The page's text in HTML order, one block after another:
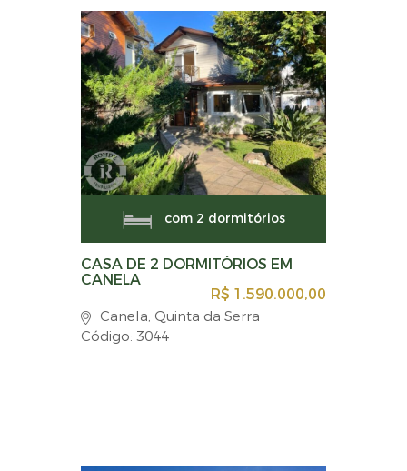
com 2 dormitórios
CASA DE 2 DORMITÓRIOS EM
CANELA
R$ 1.590.000,00
Canela, Quinta da Serra
Código: 3044